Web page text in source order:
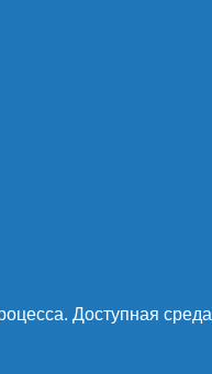
Доступная среда